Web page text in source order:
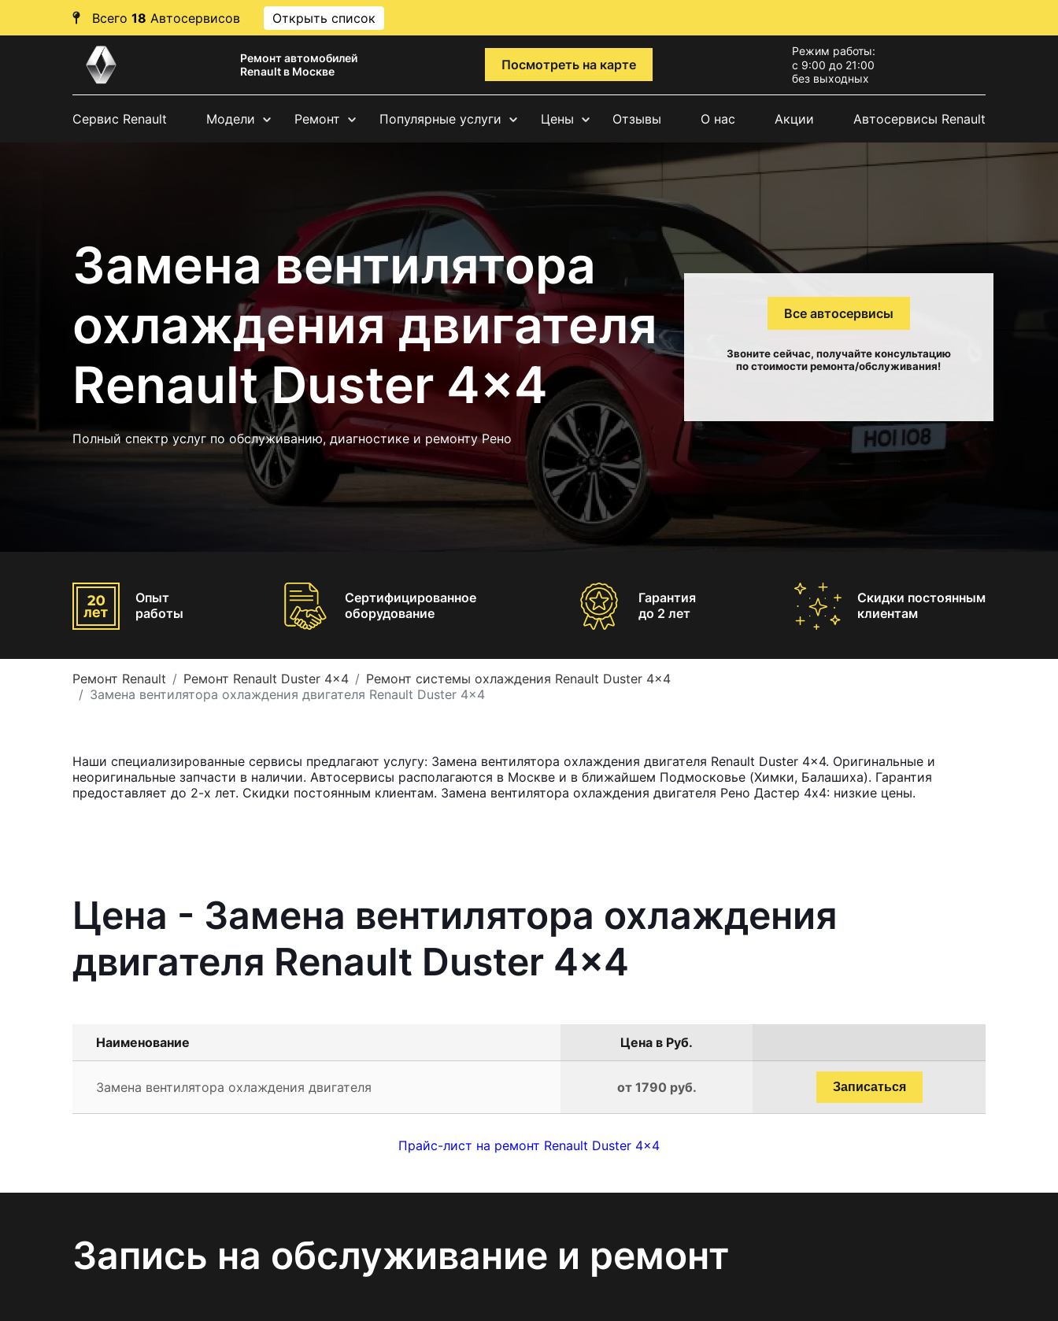
Всего 18 Автосервисов Открыть список
Ремонт автомобилей
Renault в Москве
Посмотреть на карте
Режим работы:
с 9:00 до 21:00
без выходных
Сервис Renault Модели Ремонт Популярные услуги Цены Отзывы О нас Акции Автосервисы Renault
Замена вентилятора
охлаждения двигателя
Renault Duster 4x4
Полный спектр услуг по обслуживанию, диагностике и ремонту Рено
Все автосервисы
Звоните сейчас, получайте консультацию
по стоимости ремонта/обслуживания!
Опыт
работы
Сертифицированное
оборудование
Гарантия
до 2 лет
Скидки постоянным
клиентам
Ремонт Renault Ремонт Renault Duster 4x4
Ремонт системы охлаждения Renault Duster 4x4
Замена вентилятора охлаждения двигателя Renault Duster 4x4
Наши специализированные сервисы предлагают услугу: Замена вентилятора охлаждения двигателя Renault Duster 4x4. Оригинальные и
неоригинальные запчасти в наличии. Автосервисы располагаются в Москве и в ближайшем Подмосковье (Химки, Балашиха). Гарантия
предоставляет до 2-х лет. Скидки постоянным клиентам. Замена вентилятора охлаждения двигателя Рено Дастер 4х4: низкие цены.
Цена - Замена вентилятора охлаждения
двигателя Renault Duster 4x4
Наименование Цена в Руб.
Замена вентилятора охлаждения двигателя от 1790 руб. Записаться
Прайс-лист на ремонт Renault Duster 4x4
Запись на обслуживание и ремонт